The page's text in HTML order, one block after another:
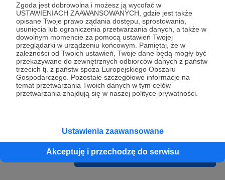
Zgoda jest dobrowolna i możesz ją wycofać w
USTAWIENIACH ZAAWANSOWANYCH, gdzie jest także
opisane Twoje prawo żądania dostępu, sprostowania,
usunięcia lub ograniczenia przetwarzania danych, a także w
dowolnym momencie za pomocą ustawień Twojej
przeglądarki w urządzeniu końcowym. Pamiętaj, że w
zależności od Twoich ustawień, Twoje dane będą mogły być
przekazywane do zewnętrznych odbiorców danych z państw
trzecich tj. z państw spoza Europejskiego Obszaru
Gospodarczego. Pozostałe szczegółowe informacje na
temat przetwarzania Twoich danych w tym celów
przetwarzania znajdują się w naszej polityce prywatności.
Ustawienia zaawansowane
Akceptuję i przechodzę do serwisu
* Wyrażam zgodę na przetwarzanie moich danych
osobowych podanych w formularzu rejestracyjnym w celu
prawidłowego świadczenia usług serwisu Patronite.
Wyrażam zgodę na otrzymywanie drogą elektroniczną
informacji handlowych - newslettera. Opcja ta może zostać
zmieniona w ustawieniach konta.
Cofnij Zarejestruj się i przejdź dalej